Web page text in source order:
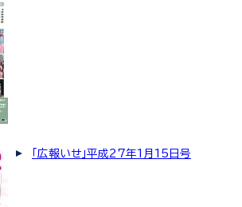
「広報いせ」平成27年1月15日号